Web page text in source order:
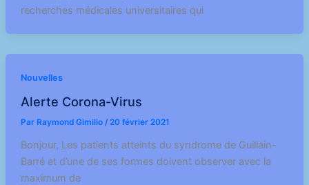
recherches médicales universitaires qui
Nouvelles
Alerte Corona-Virus
Par Raymond Gimilio / 20 février 2021
Bonjour, Les patients atteints du syndrome de Guillain-
Barré et d’une de ses formes doivent observer avec la
maximum de